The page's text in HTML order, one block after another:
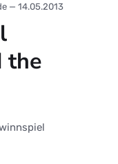
— 14.05.2013
the